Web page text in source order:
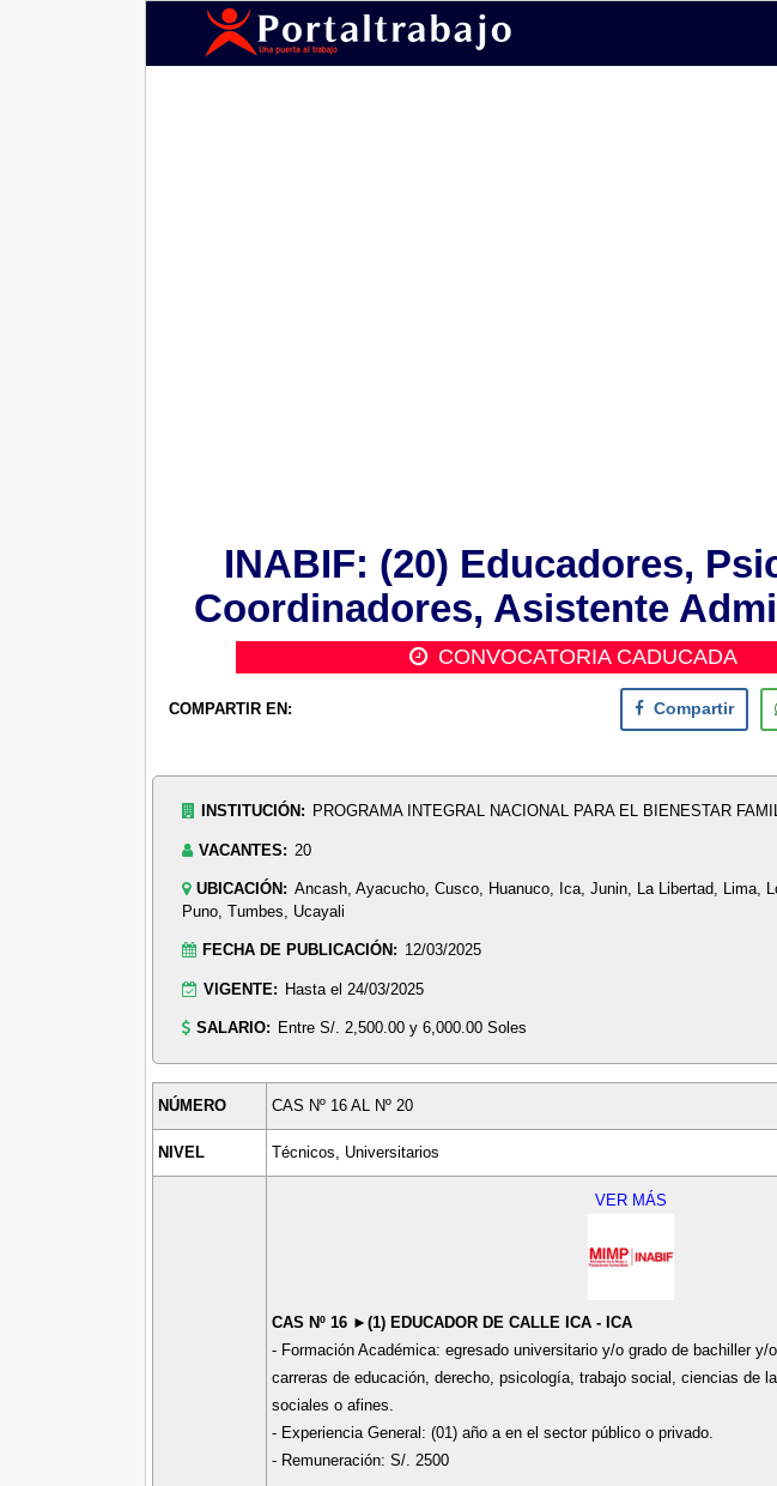
INABIF: (20) Educadores,
Coordinadores, Asistente
CONVOCATORIA CADUCADA
COMPARTIR EN: Compartir
INSTITUCIÓN: PROGRAMA INTEGRAL NACIONAL PARA EL BIENESTAR
VACANTES: 20
UBICACIÓN: Ancash, Ayacucho, Cusco, Huanuco, Ica, Junin, La Libertad, Lima,
Puno, Tumbes, Ucayali
FECHA DE PUBLICACIÓN: 12/03/2025
VIGENTE: Hasta el 24/03/2025
SALARIO: Entre S/. 2,500.00 y 6,000.00 Soles
NÚMERO CAS Nº 16 AL Nº 20
NIVEL Técnicos, Universitarios
VER MÁS
CAS Nº 16 ►(1) EDUCADOR DE CALLE ICA - ICA
- Formación Académica: egresado universitario y/o grado de bachiller y/
carreras de educación, derecho, psicología, trabajo social, ciencias de
sociales o afines.
- Experiencia General: (01) año a en el sector público o privado.
- Remuneración: S/. 2500